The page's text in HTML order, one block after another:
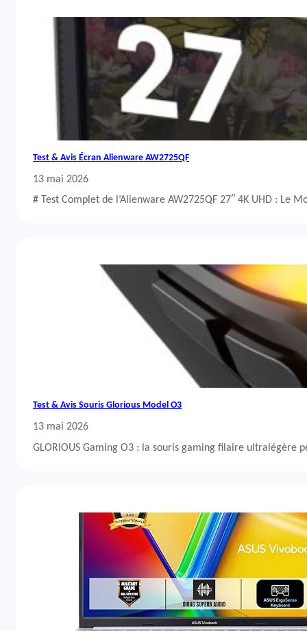
Test & Avis Écran Alienware AW2725QF
13 mai 2026
# Test Complet de l’Alienware AW2725QF 27″ 4K UHD : Le
Test & Avis Souris Glorious Model O3
13 mai 2026
GLORIOUS Gaming O3 : la souris gaming filaire ultralégère